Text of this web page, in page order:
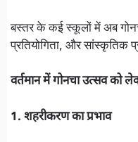
बस्तर के कई स्कूलों में अब
प्रतियोगिता, और सांस्कृतिक
वर्तमान में गोनचा उत्सव को
1. शहरीकरण का प्रभाव